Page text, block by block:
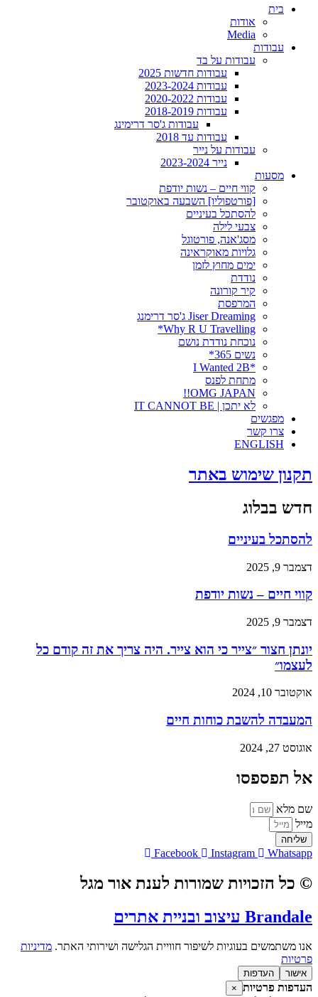
בית
אודות
Media
עבודות
עבודות על בד
עבודות חדשות 2025
עבודות 2023-2024
עבודות 2020-2022
עבודות 2018-2019
עבודות ג'סר דרימינג
עבודות עד 2018
עבודות על נייר
נייר 2023-2024
מסעות
קווי חיים – נשות יודפת
[פורטפוליו] השבעה באוקטובר
להסתכל בעיניים
צבעי לילה
מסג'אנה, פורטוגל
גלויות מאוקראינה
ימים מחוץ לזמן
נודדת
קיר קורונה
המרפסת
Jiser Dreaming ג'סר דרימנג
Why R U Travelling*
נוכחת נודדת נושם
נשים 365*
*I Wanted 2B
מתחת לפנס
OMG JAPAN!!
לא יתכן | IT CANNOT BE
מפגשים
צרו קשר
ENGLISH
תקנון שימוש באתר
חדש בבלוג
להסתכל בעיניים
דצמבר 9, 2025
קווי חיים – נשות יודפת
דצמבר 9, 2025
יונתן חצור ״צייר כי הוא צייר. היה צריך את זה קודם כל
לעצמו״
אוקטובר 10, 2024
המעבדה להשבת כוחות חיים
אוגוסט 27, 2024
אל תפספסו
שם מלא
מייל
שליחה
Facebook Instagram Whatsapp
© כל הזכויות שמורות לענת אור מגל
Brandale עיצוב ובניית אתרים
אנו משתמשים בעוגיות לשיפור חוויית הגלישה ושירותי האתר. מדיניות
פרטיות
אישור העדפות
העדפות פרטיות ×